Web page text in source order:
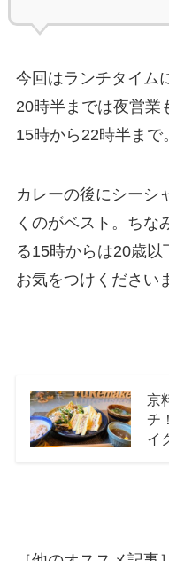
今回はランチタイム
20時半までは夜営業
15時から22時半まで。
カレーの後にシーシ
くのがベスト。ちな
る15時からは20歳
お気をつけください
京
チ
イ